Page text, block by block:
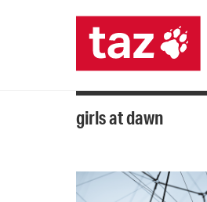
girls at dawn